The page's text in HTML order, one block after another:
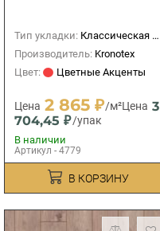
Тип укладки: Классическая (прямая)
Производитель: Kronotex
Цвет:
Цветные Акценты
Цена 2 865 ₽/м²Цена 3
704,45 ₽/упак
В наличии
Артикул - 4779
В КОРЗИНУ